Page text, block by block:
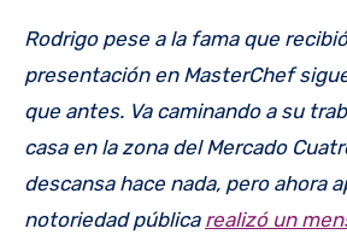
Rodrigo pese a la fama que
presentación en MasterChef
que antes. Va caminando a su
casa en la zona del Mercado
descansa hace nada, pero ahora
notoriedad pública realizó un